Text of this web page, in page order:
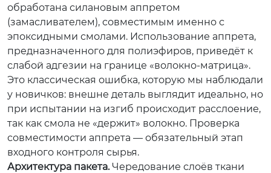
обработана силановым аппретом
(замасливателем), совместимым именно с
эпоксидными смолами. Использование аппрета,
предназначенного для полиэфиров, приведёт к
слабой адгезии на границе «волокно-матрица».
Это классическая ошибка, которую мы наблюдали
у новичков: внешне деталь выглядит идеально, но
при испытании на изгиб происходит расслоение,
так как смола не «держит» волокно. Проверка
совместимости аппрета — обязательный этап
входного контроля сырья.
Архитектура пакета.Чередование слоёв ткани